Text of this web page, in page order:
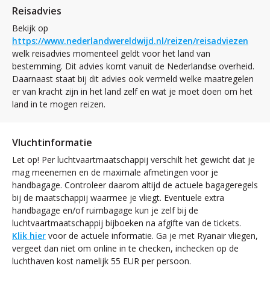
Reisadvies
Bekijk op
https://www.nederlandwereldwijd.nl/reizen/reisadviezen
welk reisadvies momenteel geldt voor het land van
bestemming. Dit advies komt vanuit de Nederlandse overheid.
Daarnaast staat bij dit advies ook vermeld welke maatregelen
er van kracht zijn in het land zelf en wat je moet doen om het
land in te mogen reizen.
Vluchtinformatie
Let op! Per luchtvaartmaatschappij verschilt het gewicht dat je
mag meenemen en de maximale afmetingen voor je
handbagage. Controleer daarom altijd de actuele bagageregels
bij de maatschappij waarmee je vliegt. Eventuele extra
handbagage en/of ruimbagage kun je zelf bij de
luchtvaartmaatschappij bijboeken na afgifte van de tickets.
Klik hier voor de actuele informatie. Ga je met Ryanair vliegen,
vergeet dan niet om online in te checken, inchecken op de
luchthaven kost namelijk 55 EUR per persoon.